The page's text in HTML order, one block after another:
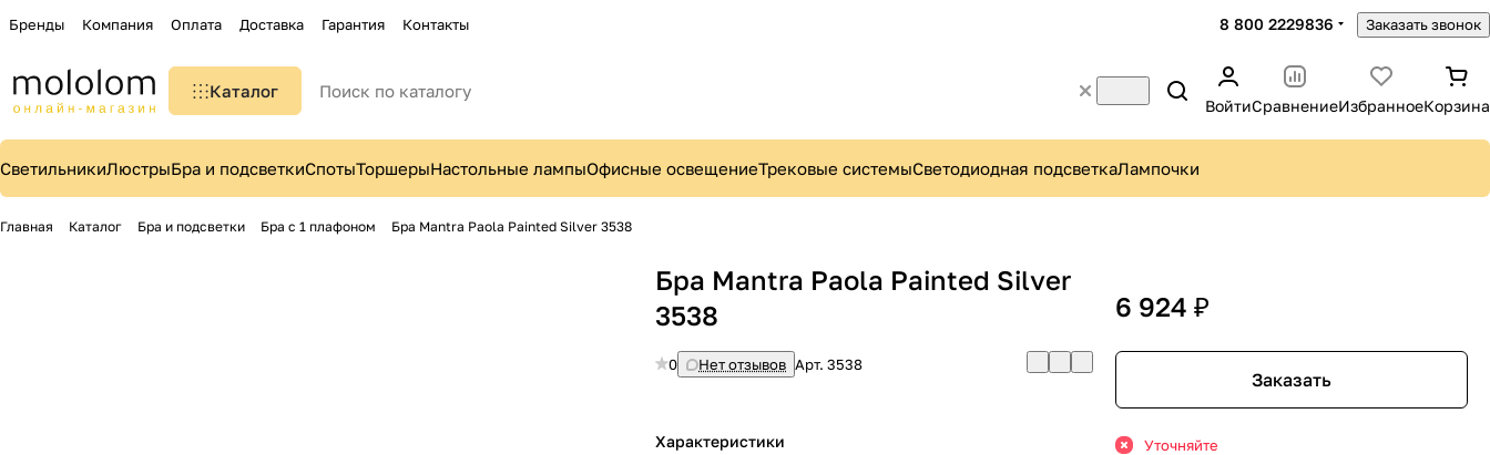
Бренды Компания Оплата Доставка Гарантия Контакты 8 800 2229836 Заказать звонок
Каталог
ВойтиСравнениеИзбранноеКорзина
СветильникиЛюстрыБра и подсветкиСпотыТоршерыНастольные лампыОфисные освещениеТрековые системыСветодиодная подсветкаЛампочки
Главная Каталог Бра и подсветки Бра с 1 плафоном Бра Mantra Paola Painted Silver 3538
Бра Mantra Paola Painted Silver
3538
0 Нет отзывов Арт.3538
Характеристики
6 924 ₽
Заказать
Уточняйте